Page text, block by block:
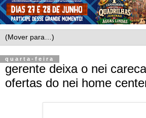
quarta-feira
gerente deixa o nei
ofertas do nei home